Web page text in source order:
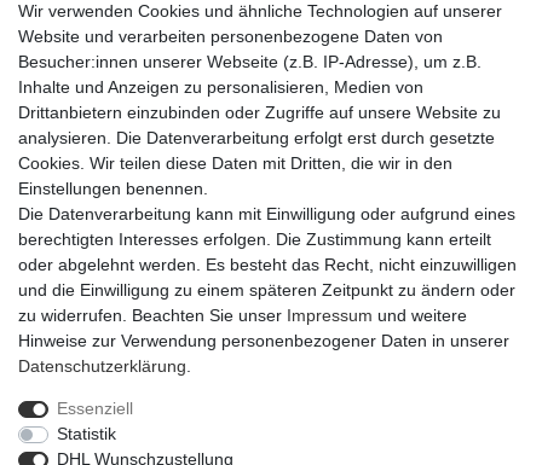
Das neue Farbspray von Smithers-Oasis auf Wasserbasis ist
nahezu geruchlos und schnell trocknend. Mit seiner hohen
Deckkraft kann es so gut wie Allem einen neuen Lookverleihen.
Es ist sowohl für viele pflanzliche Materialien, wie frisch
geschnittene Blumen, blühende Pflanzen oder Fettpflanzen, als
auch für Dekorationsartikel und Accessoires, wie Keramiktöpfe,
Bastkörbe, Holzrahmen oder Vasen geeignet. Sogar Styropor
lässt sich ohne Probleme besprühen. Das OASIS® Aqua Color
Spray kann unbedenklich auch im Innenbereich verwendet
werden.
Widerrufs­recht
Wir verwenden Cookies und ähnliche Technologien auf unserer
Website und verarbeiten personenbezogene Daten von
Besucher:innen unserer Webseite (z.B. IP-Adresse), um z.B.
Inhalte und Anzeigen zu personalisieren, Medien von
Drittanbietern einzubinden oder Zugriffe auf unsere Website zu
analysieren. Die Datenverarbeitung erfolgt erst durch gesetzte
Cookies. Wir teilen diese Daten mit Dritten, die wir in den
Einstellungen benennen.
Die Datenverarbeitung kann mit Einwilligung oder aufgrund eines
berechtigten Interesses erfolgen. Die Zustimmung kann erteilt
oder abgelehnt werden. Es besteht das Recht, nicht einzuwilligen
und die Einwilligung zu einem späteren Zeitpunkt zu ändern oder
zu widerrufen. Beachten Sie unser Impressum und weitere
Hinweise zur Verwendung personenbezogener Daten in unserer
Daten­schutz­erklärung
Essenziell
Statistik
DHL Wunschzustellung